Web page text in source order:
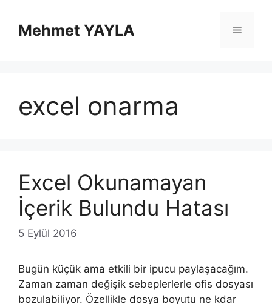
Mehmet YAYLA Menü
excel onarma
Excel Okunamayan
İçerik Bulundu Hatası
5 Eylül 2016
Bugün küçük ama etkili bir ipucu paylaşacağım.
Zaman zaman değişik sebeplerlerle ofis dosyası
bozulabiliyor. Özellikle dosya boyutu ne kdar